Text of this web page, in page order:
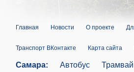
Главная Новости О проекте
Транспорт ВКонтакте Карта сайта
Самара: Автобус Трамвай